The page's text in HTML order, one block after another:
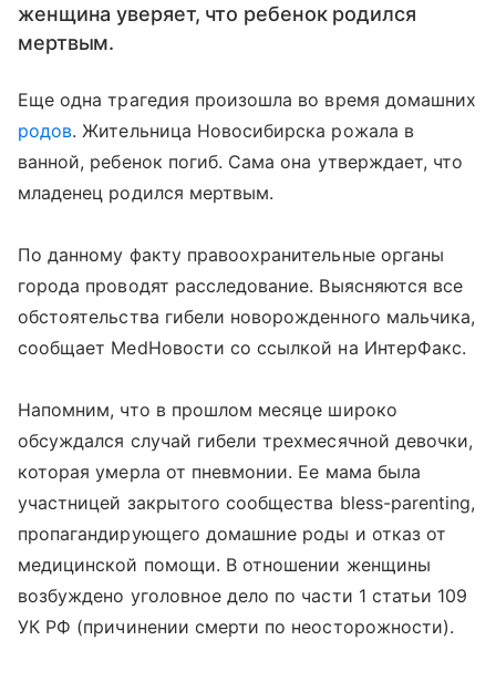
женщина уверяет, что ребенок родился
мертвым.
Еще одна трагедия произошла во время домашних
родов. Жительница Новосибирска рожала в
ванной, ребенок погиб. Сама она утверждает, что
младенец родился мертвым.
По данному факту правоохранительные органы
города проводят расследование. Выясняются все
обстоятельства гибели новорожденного мальчика,
сообщает MedНовости со ссылкой на ИнтерФакс.
Напомним, что в прошлом месяце широко
обсуждался случай гибели трехмесячной девочки,
которая умерла от пневмонии. Ее мама была
участницей закрытого сообщества bless-parenting,
пропагандирующего домашние роды и отказ от
медицинской помощи. В отношении женщины
возбуждено уголовное дело по части 1 статьи 109
УК РФ (причинении смерти по неосторожности).